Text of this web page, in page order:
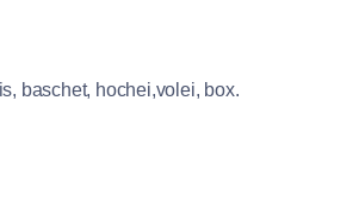
baschet, hochei,volei, box.